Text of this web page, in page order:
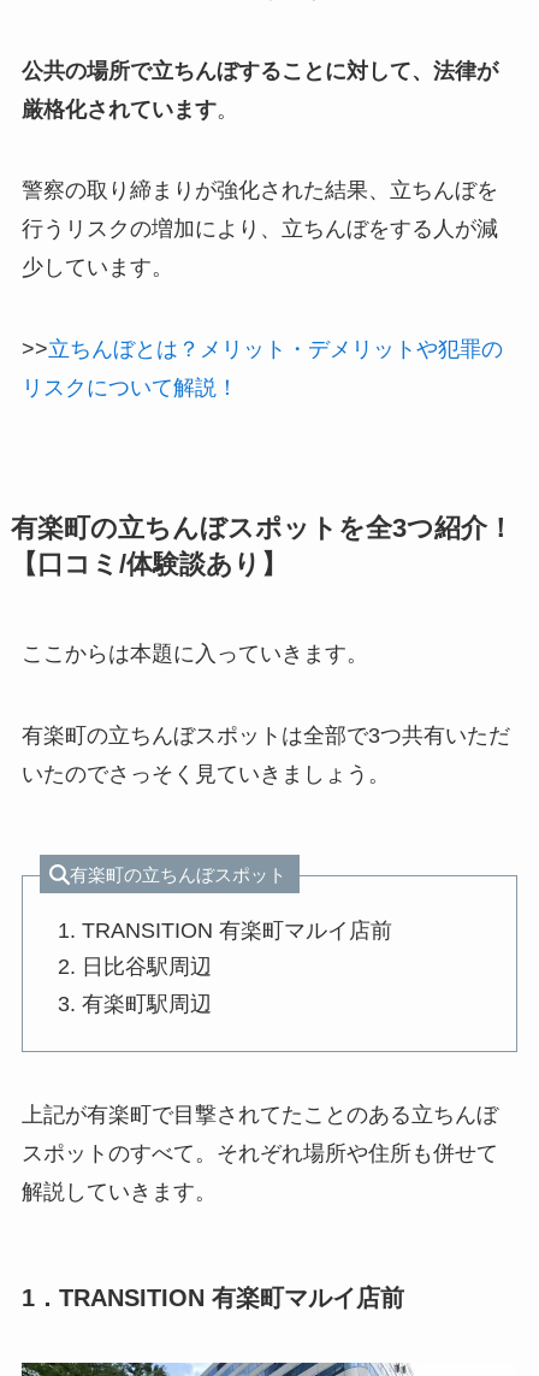
公共の場所で立ちんぼすることに対して、法律が
厳格化されています。
警察の取り締まりが強化された結果、立ちんぼを
行うリスクの増加により、立ちんぼをする人が減
少しています。
>>立ちんぼとは？メリット・デメリットや犯罪の
リスクについて解説！
有楽町の立ちんぼスポットを全3つ紹介！
【口コミ/体験談あり】
ここからは本題に入っていきます。
有楽町の立ちんぼスポットは全部で3つ共有いただ
いたのでさっそく見ていきましょう。
有楽町の立ちんぼスポット
TRANSITION 有楽町マルイ店前
日比谷駅周辺
有楽町駅周辺
上記が有楽町で目撃されてたことのある立ちんぼ
スポットのすべて。それぞれ場所や住所も併せて
解説していきます。
1．TRANSITION 有楽町マルイ店前